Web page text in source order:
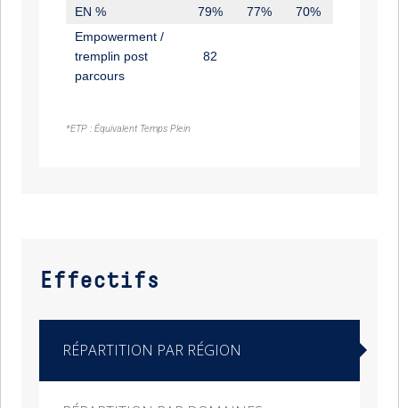
EN % 79% 77%
70%
Empowerment /
tremplin post
parcours
82
*ETP : Équivalent Temps Plein
Effectifs
RÉPARTITION PAR RÉGION